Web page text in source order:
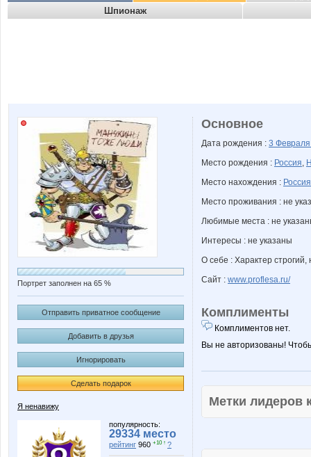
Шпионаж
Портрет заполнен на 65 %
Отправить приватное сообщение
Добавить в друзья
Игнорировать
Сделать подарок
Я ненавижу
популярность:
29334 место
рейтинг 960 +10 ↑ ?
Основное
Дата рождения : 3
Место рождения : Россия,
Место нахождения : Россия
Место проживания : не
Любимые места : не
Интересы : не указаны
О себе : Характер
Сайт : www.proflesa.ru/
Комплименты
Комплиментов нет.
Вы не авторизованы!
Метки